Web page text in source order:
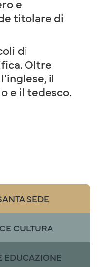
e
titolare di
di
Oltre
il
e il tedesco.
SEDE
CULTURA
EDUCAZIONE